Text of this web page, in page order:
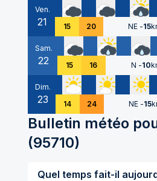
Ven.
21 15 20 NE -15
Sam.
22 15 16 N -10
Dim.
23 14 24 NE -15
Bulletin météo
(95710)
Quel temps fait-il